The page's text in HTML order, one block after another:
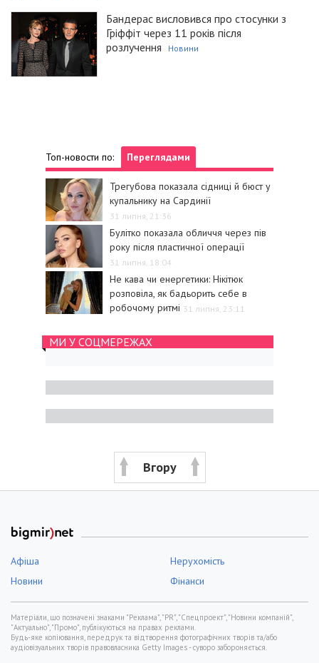
Бандерас висловився про стосунки з
Гріффіт через 11 років після
розлучення
Новини
Топ-новости по: Переглядами
Трегубова показала сідниці й бюст у
купальнику на Сардинії
31 липня, 21:36
Булітко показала обличчя через пів
року після пластичної операції
31 липня, 18:04
Не кава чи енергетики: Нікітюк
розповіла, як бадьорить себе в
робочому ритмі 31 липня, 23:11
МИ У СОЦМЕРЕЖАХ
Вгору
Афіша
Нерухомість
Новини
Фінанси
Матеріали, що позначені знаками "Реклама", "PR", "Спецпроект", "Новини компаній",
"Актуально", "Промо", публікуються на правах реклами.
Будь-яке копіювання, передрук та відтворення фотографічних творів та/або
аудіовізуальних творів правовласника Getty Images - суворо забороняється.